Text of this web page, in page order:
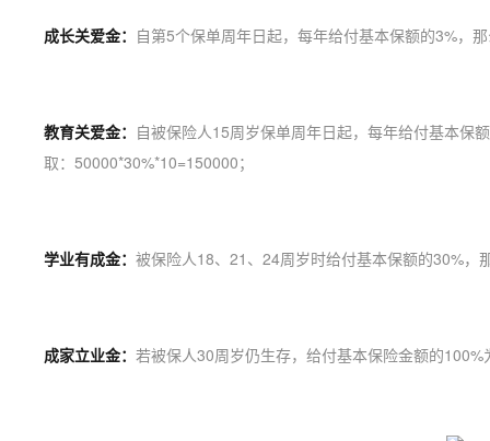
成长关爱金： 自第5个保单周年日起，每年给付基本保额的3%，
教育关爱金： 自被保险人15周岁保单周年日起，每年给付基本保
取：50000*30%*10=150000；
学业有成金： 被保险人18、21、24周岁时给付基本保额的30%，
成家立业金： 若被保人30周岁仍生存，给付基本保险金额的